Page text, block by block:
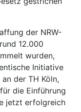
der NRW-
12.000
wurden,
Initiative
der TH Köln,
die Einführung
jetzt erfolgreich